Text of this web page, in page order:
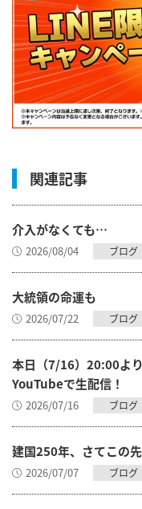
関連記事
介入がなくても…
2026/08/04 ブログ
大統領の命運も
2026/07/22 ブログ
本日（7/16）20:00よ
YouTubeで生配信！
2026/07/16 ブログ
建国250年、さてこの
2026/07/07 ブログ